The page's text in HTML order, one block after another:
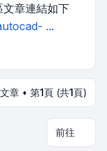
章連結如下
...
章 • 第1頁 (共1頁)
前往